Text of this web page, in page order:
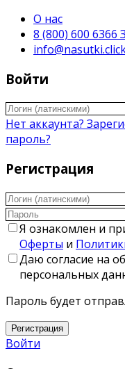
О нас
8 (800) 600 6366
Войти
Нет аккаунта?
пароль?
Регистрация
Я ознакомлен и
Оферты и
Даю согласие на
персональных
Пароль будет
Регистрация
Войти